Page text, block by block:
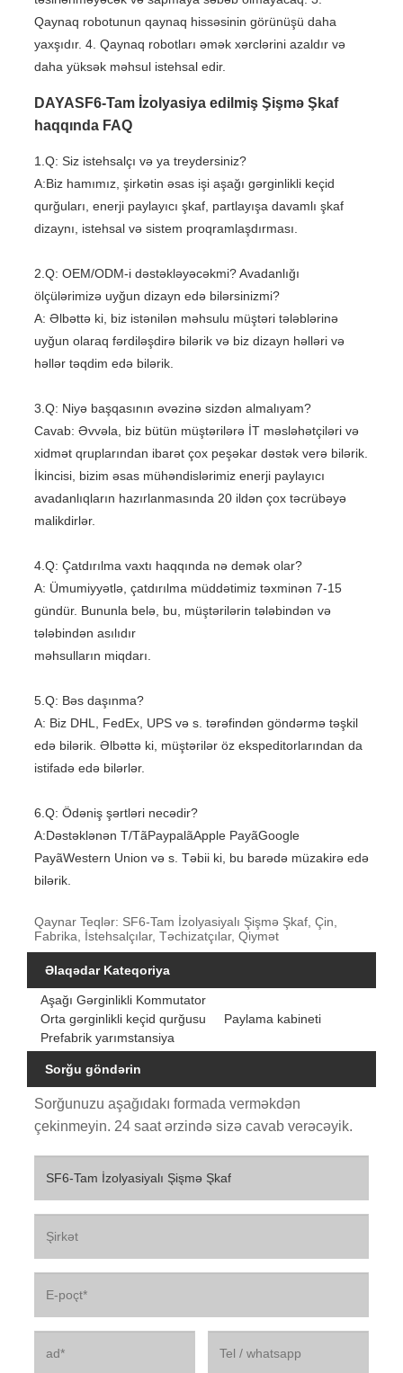
Qaynaq robotunun qaynaq hissəsinin görünüşü daha
yaxşıdır. 4. Qaynaq robotları əmək xərclərini azaldır və
daha yüksək məhsul istehsal edir.
DAYASF6-Tam İzolyasiya edilmiş Şişmə Şkaf
haqqında FAQ
1.Q: Siz istehsalçı və ya treydersiniz?
A:Biz hamımız, şirkətin əsas işi aşağı gərginlikli keçid
qurğuları, enerji paylayıcı şkaf, partlayışa davamlı şkaf
dizaynı, istehsal və sistem proqramlaşdırması.
2.Q: OEM/ODM-i dəstəkləyəcəkmi? Avadanlığı
ölçülərimizə uyğun dizayn edə bilərsinizmi?
A: Əlbəttə ki, biz istənilən məhsulu müştəri tələblərinə
uyğun olaraq fərdiləşdirə bilərik və biz dizayn həlləri və
həllər təqdim edə bilərik.
3.Q: Niyə başqasının əvəzinə sizdən almalıyam?
Cavab: Əvvəla, biz bütün müştərilərə İT məsləhətçiləri və
xidmət qruplarından ibarət çox peşəkar dəstək verə bilərik.
İkincisi, bizim əsas mühəndislərimiz enerji paylayıcı
avadanlıqların hazırlanmasında 20 ildən çox təcrübəyə
malikdirlər.
4.Q: Çatdırılma vaxtı haqqında nə demək olar?
A: Ümumiyyətlə, çatdırılma müddətimiz təxminən 7-15
gündür. Bununla belə, bu, müştərilərin tələbindən və
tələbindən asılıdır
məhsulların miqdarı.
5.Q: Bəs daşınma?
A: Biz DHL, FedEx, UPS və s. tərəfindən göndərmə təşkil
edə bilərik. Əlbəttə ki, müştərilər öz ekspeditorlarından da
istifadə edə bilərlər.
6.Q: Ödəniş şərtləri necədir?
A:Dəstəklənən T/TãPaypalãApple PayãGoogle
PayãWestern Union və s. Təbii ki, bu barədə müzakirə edə
bilərik.
Qaynar Teqlər: SF6-Tam İzolyasiyalı Şişmə Şkaf, Çin,
Fabrika, İstehsalçılar, Təchizatçılar, Qiymət
Əlaqədar Kateqoriya
Aşağı Gərginlikli Kommutator
Orta gərginlikli keçid qurğusu
Paylama kabineti
Prefabrik yarımstansiya
Sorğu göndərin
Sorğunuzu aşağıdakı formada verməkdən
çekinmeyin. 24 saat ərzində sizə cavab verəcəyik.